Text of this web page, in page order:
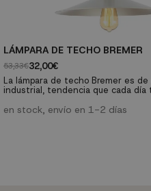
LÁMPARA DE TECHO BREMER
53,33€32,00€
La lámpara de techo Bremer es
industrial, tendencia que cada día
aparentemente fría pero
en stock, envío en 1-2 días